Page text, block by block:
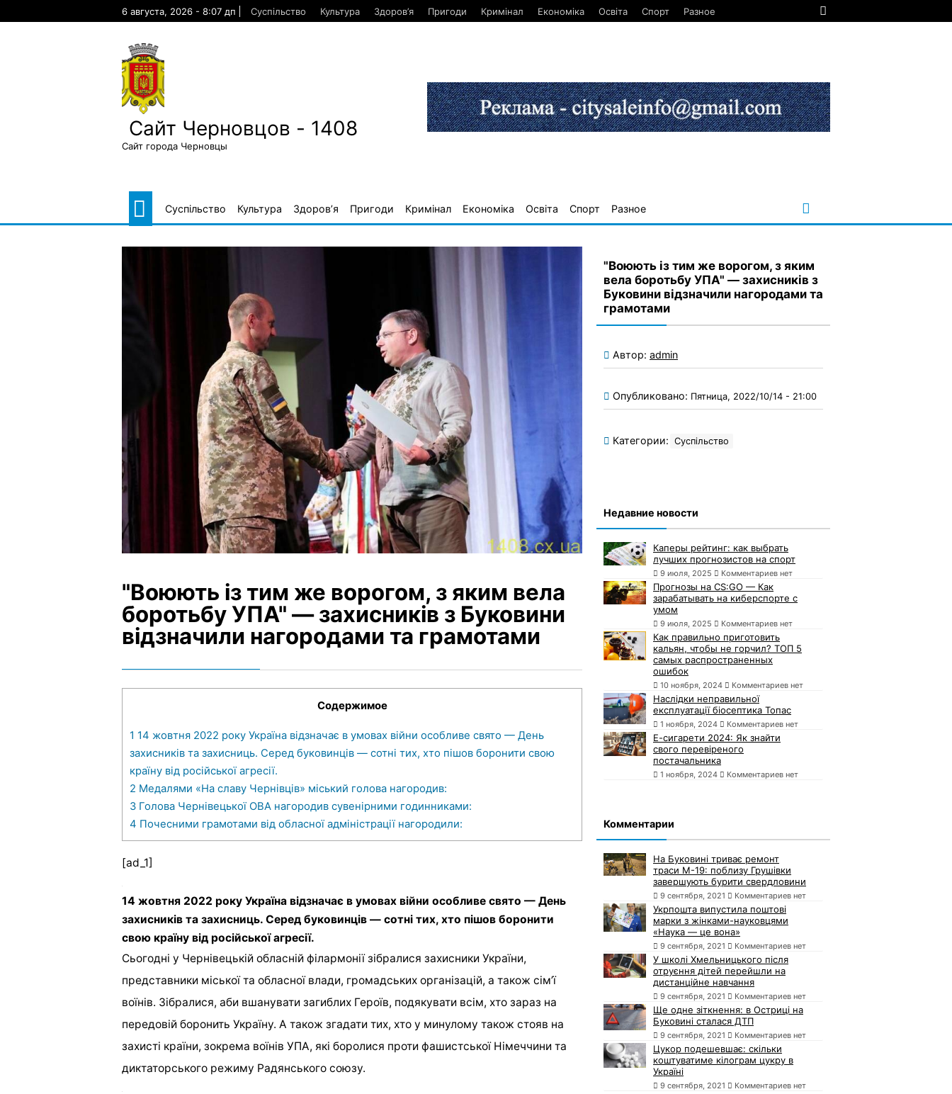
6 августа, 2026 - 8:07 дп Суспільство Культура Здоров’я Пригоди Кримінал Економіка Освіта Спорт Разное
Сайт Черновцов - 1408
Сайт города Черновцы
Суспільство Культура Здоров’я Пригоди Кримінал Економіка Освіта Спорт Разное
"Воюють із тим же ворогом, з яким вела
боротьбу УПА" — захисників з Буковини
відзначили нагородами та грамотами
Содержимое
1 14 жовтня 2022 року Україна відзначає в умовах війни особливе свято — День
захисників та захисниць. Серед буковинців — сотні тих, хто пішов боронити свою
країну від російської агресії.
2 Медалями «На славу Чернівців» міський голова нагородив:
3 Голова Чернівецької ОВА нагородив сувенірними годинниками:
4 Почесними грамотами від обласної адміністрації нагородили:
[ad_1]
14 жовтня 2022 року Україна відзначає в умовах війни особливе свято — День
захисників та захисниць. Серед буковинців — сотні тих, хто пішов боронити
свою країну від російської агресії.
Сьогодні у Чернівецькій обласній філармонії зібралися захисники України,
представники міської та обласної влади, громадських організацій, а також сім’ї
воїнів. Зібралися, аби вшанувати загиблих Героїв, подякувати всім, хто зараз на
передовій боронить Україну. А також згадати тих, хто у минулому також стояв на
захисті країни, зокрема воїнів УПА, які боролися проти фашистської Німеччини та
диктаторського режиму Радянського союзу.
"Воюють із тим же ворогом, з яким
вела боротьбу УПА" — захисників з
Буковини відзначили нагородами та
грамотами
Автор: admin
Опубликовано: Пятница, 2022/10/14 - 21:00
Категории: Суспільство
Недавние новости
Каперы рейтинг: как выбрать
лучших прогнозистов на спорт
9 июля, 2025 Комментариев нет
Прогнозы на CS:GO — Как
зарабатывать на киберспорте с
умом
9 июля, 2025 Комментариев нет
Как правильно приготовить
кальян, чтобы не горчил? ТОП 5
самых распространенных
ошибок
10 ноября, 2024 Комментариев нет
Наслідки неправильної
експлуатації біосептика Топас
1 ноября, 2024 Комментариев нет
Е-сигарети 2024: Як знайти
свого перевіреного
постачальника
1 ноября, 2024 Комментариев нет
Комментарии
На Буковині триває ремонт
траси М-19: поблизу Грушівки
завершують бурити свердловини
9 сентября, 2021 Комментариев нет
Укрпошта випустила поштові
марки з жінками-науковцями
«Наука — це вона»
9 сентября, 2021 Комментариев нет
У школі Хмельницького після
отруєння дітей перейшли на
дистанційне навчання
9 сентября, 2021 Комментариев нет
Ще одне зіткнення: в Остриці на
Буковині сталася ДТП
9 сентября, 2021 Комментариев нет
Цукор подешевшає: скільки
коштуватиме кілограм цукру в
Україні
9 сентября, 2021 Комментариев нет